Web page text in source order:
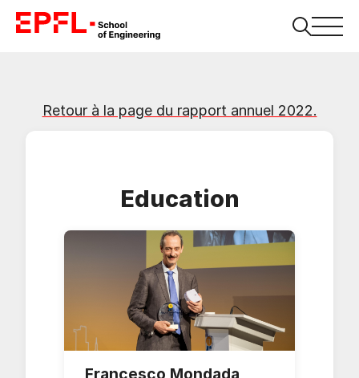
Retour à la page du rapport annuel 2022.
Education